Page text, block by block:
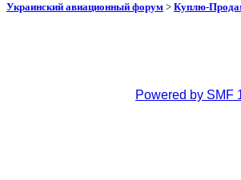
Украинский авиационный форум > Куплю-
Powered by SMF